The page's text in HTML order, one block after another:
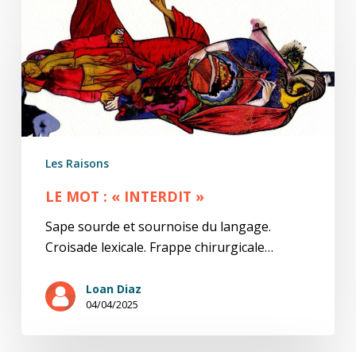
«
INTERDIT
»
Les Raisons
LE MOT : « INTERDIT »
Sape sourde et sournoise du langage.
Croisade lexicale. Frappe chirurgicale…
Loan Diaz
04/04/2025